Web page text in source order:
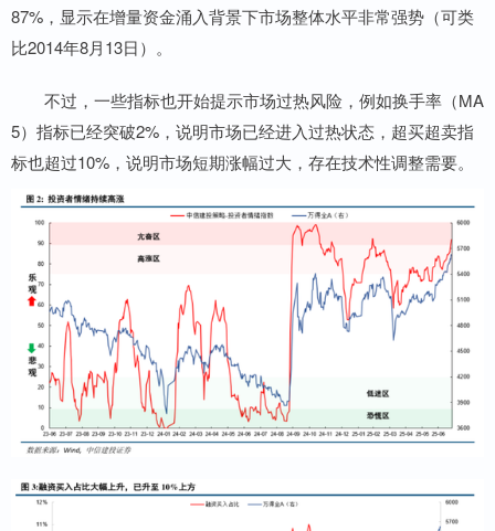
87%，显示在增量资金涌入背景下市场整体水平非常强势（可类
比2014年8月13日）。
不过，一些指标也开始提示市场过热风险，例如换手率（MA
5）指标已经突破2%，说明市场已经进入过热状态，超买超卖指
标也超过10%，说明市场短期涨幅过大，存在技术性调整需要。